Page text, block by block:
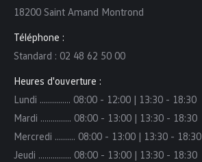
18200 Saint Amand Montrond
Téléphone :
Standard : 02 48 62 50 00
Heures d'ouverture :
Lundi ……...…… 08:00 - 12:00 | 13:30 - 18:30
Mardi …………… 08:00 - 13:00 | 13:30 - 18:30
Mercredi ………. 08:00 - 13:00 | 13:30 - 18:30
Jeudi ………….... 08:00 - 13:00 | 13:30 - 18:30